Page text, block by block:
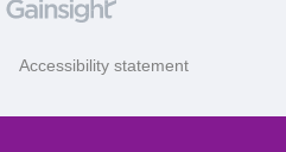
Accessibility statement